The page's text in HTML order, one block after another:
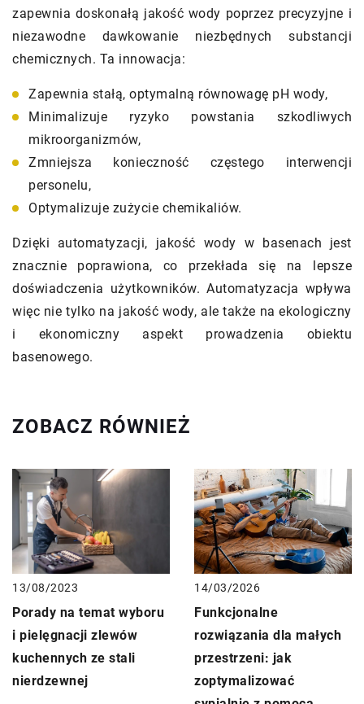
zapewnia doskonałą jakość wody poprzez precyzyjne i
niezawodne dawkowanie niezbędnych substancji
chemicznych. Ta innowacja:
Zapewnia stałą, optymalną równowagę pH wody,
Minimalizuje ryzyko powstania szkodliwych
mikroorganizmów,
Zmniejsza konieczność częstego interwencji
personelu,
Optymalizuje zużycie chemikaliów.
Dzięki automatyzacji, jakość wody w basenach jest
znacznie poprawiona, co przekłada się na lepsze
doświadczenia użytkowników. Automatyzacja wpływa
więc nie tylko na jakość wody, ale także na ekologiczny
i ekonomiczny aspekt prowadzenia obiektu
basenowego.
ZOBACZ RÓWNIEŻ
13/08/2023
Porady na temat wyboru
i pielęgnacji zlewów
kuchennych ze stali
nierdzewnej
14/03/2026
Funkcjonalne
rozwiązania dla małych
przestrzeni: jak
zoptymalizować